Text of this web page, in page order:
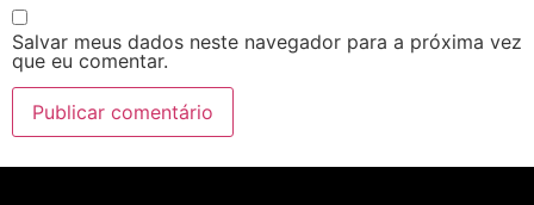
Salvar meus dados neste navegador para a próxima vez
que eu comentar.